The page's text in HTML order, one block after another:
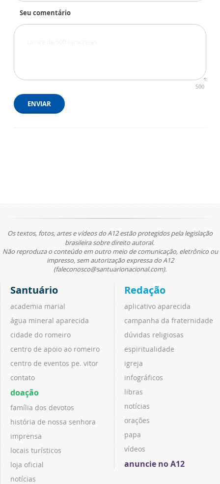
Seu comentário
500
ENVIAR
Os textos, fotos, artes e vídeos do A12 estão protegidos pela legislação
brasileira sobre direito autoral.
Não reproduza o conteúdo em outro meio de comunicação, eletrônico ou
impresso, sem autorização expressa do A12
(faleconosco@santuarionacional.com).
Santuário
academia marial
água mineral aparecida
cidade do romeiro
centro de apoio ao romeiro
centro de eventos pe. vitor
contato
doação
família dos devotos
história de nossa senhora
imprensa
locais turísticos
loja oficial
notícias
Redação
aplicativo aparecida
campanha da fraternidade
dúvidas religiosas
espiritualidade
igreja
infográficos
libras
notícias
orações
papa
vídeos
anuncie no A12